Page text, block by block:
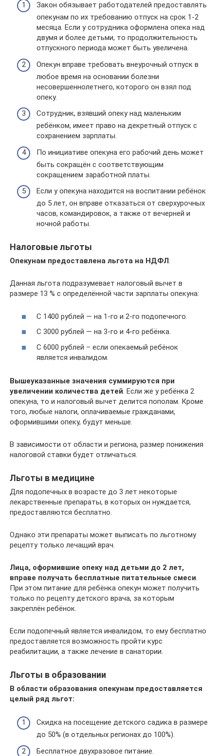
Закон обязывает работодателей предоставлять
опекунам по их требованию отпуск на срок 1-2
месяца. Если у сотрудника оформлена опека над
двумя и более детьми, то продолжительность
отпускного периода может быть увеличена.
Опекун вправе требовать внеурочный отпуск в
любое время на основании болезни
несовершеннолетнего, которого он взял под
опеку.
Сотрудник, взявший опеку над маленьким
ребёнком, имеет право на декретный отпуск с
сохранением зарплаты.
По инициативе опекуна его рабочий день может
быть сокращён с соответствующим
сокращением заработной платы.
Если у опекуна находится на воспитании ребёнок
до 5 лет, он вправе отказаться от сверхурочных
часов, командировок, а также от вечерней и
ночной работы.
Налоговые льготы
Опекунам предоставлена льгота на НДФЛ.
Данная льгота подразумевает налоговый вычет в
размере 13 % с определённой части зарплаты опекуна:
С 1400 рублей — на 1-го и 2-го подопечного.
С 3000 рублей — на 3-го и 4-го ребёнка.
С 6000 рублей – если опекаемый ребёнок
является инвалидом.
Вышеуказанные значения суммируются при
увеличении количества детей . Если же у ребёнка 2
опекуна, то и налоговый вычет делится пополам. Кроме
того, любые налоги, оплачиваемые гражданами,
оформившими опеку, будут меньше.
В зависимости от области и региона, размер понижения
налоговой ставки будет отличаться.
Льготы в медицине
Для подопечных в возрасте до 3 лет некоторые
лекарственные препараты, в которых он нуждается,
предоставляются бесплатно.
Однако эти препараты может выписать по льготному
рецепту только лечащий врач.
Лица, оформившие опеку над детьми до 2 лет,
вправе получать бесплатные питательные смеси
При этом питание для ребёнка опекун может получить
только по рецепту детского врача, за которым
закреплён ребёнок.
Если подопечный является инвалидом, то ему бесплатно
предоставляется возможность пройти курс
реабилитации, а также лечение в санатории.
Льготы в образовании
В области образования опекунам предоставляется
целый ряд льгот:
Скидка на посещение детского садика в размере
до 50% (в отдельных регионах до 100%).
Бесплатное двухразовое питание.